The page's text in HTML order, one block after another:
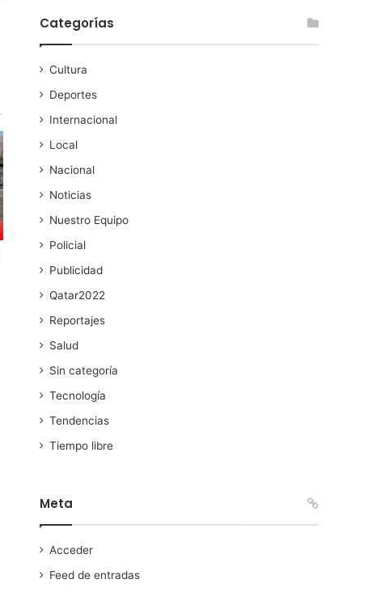
Categorías
Cultura
Deportes
Internacional
Local
Nacional
Noticias
Nuestro Equipo
Policial
Publicidad
Qatar2022
Reportajes
Salud
Sin categoría
Tecnología
Tendencias
Tiempo libre
Meta
Acceder
Feed de entradas